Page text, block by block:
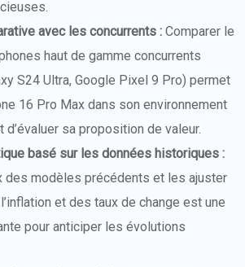
avec les concurrents : Comparer le
haut de gamme concurrents
S24 Ultra, Google Pixel 9 Pro) permet
16 Pro Max dans son environnement
d’évaluer sa proposition de valeur.
basé sur les données historiques :
des modèles précédents et les ajuster
et des taux de change est une
pour anticiper les évolutions